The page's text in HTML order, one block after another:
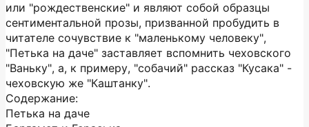
или "рождественские" и являют собой образцы
сентиментальной прозы, призванной пробудить в
читателе сочувствие к "маленькому человеку",
"Петька на даче" заставляет вспомнить чеховского
"Ваньку", а, к примеру, "собачий" рассказ "Кусака" -
чеховскую же "Каштанку".
Содержание:
Петька на даче